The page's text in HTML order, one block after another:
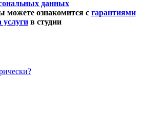
данных
можете ознакомится с гарантиями
услуги в студии